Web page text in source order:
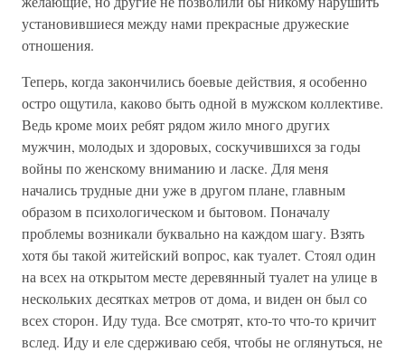
установившиеся между нами прекрасные дружеские
отношения.
Теперь, когда закончились боевые действия, я особенно
остро ощутила, каково быть одной в мужском коллективе.
Ведь кроме моих ребят рядом жило много других
мужчин, молодых и здоровых, соскучившихся за годы
войны по женскому вниманию и ласке. Для меня
начались трудные дни уже в другом плане, главным
образом в психологическом и бытовом. Поначалу
проблемы возникали буквально на каждом шагу. Взять
хотя бы такой житейский вопрос, как туалет. Стоял один
на всех на открытом месте деревянный туалет на улице в
нескольких десятках метров от дома, и виден он был со
всех сторон. Иду туда. Все смотрят, кто-то что-то кричит
вслед. Иду и еле сдерживаю себя, чтобы не оглянуться, не